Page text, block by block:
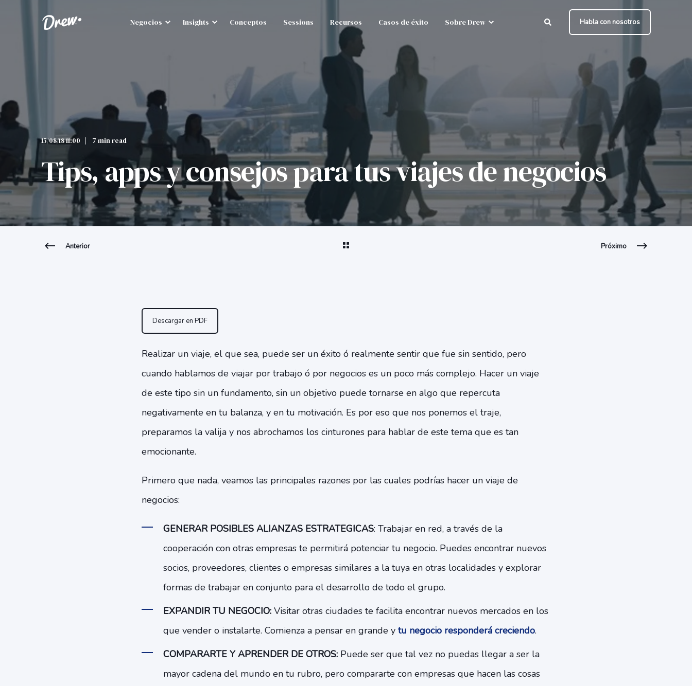
Negocios Insights Conceptos Sessions Recursos Casos de éxito Sobre Drew Habla con nosotros
15/08/18 11:00 7 min read
Tips, apps y consejos para tus viajes de negocios
Anterior Próximo
Descargar en PDF
Realizar un viaje, el que sea, puede ser un éxito ó realmente sentir que fue sin sentido, pero
cuando hablamos de viajar por trabajo ó por negocios es un poco más complejo. Hacer un viaje
de este tipo sin un fundamento, sin un objetivo puede tornarse en algo que repercuta
negativamente en tu balanza, y en tu motivación. Es por eso que nos ponemos el traje,
preparamos la valija y nos abrochamos los cinturones para hablar de este tema que es tan
emocionante.
Primero que nada, veamos las principales razones por las cuales podrías hacer un viaje de
negocios:
GENERAR POSIBLES ALIANZAS ESTRATEGICAS: Trabajar en red, a través de la
cooperación con otras empresas te permitirá potenciar tu negocio. Puedes encontrar nuevos
socios, proveedores, clientes o empresas similares a la tuya en otras localidades y explorar
formas de trabajar en conjunto para el desarrollo de todo el grupo.
EXPANDIR TU NEGOCIO:Visitar otras ciudades te facilita encontrar nuevos mercados en los
que vender o instalarte. Comienza a pensar en grande y tu negocio responderá creciendo.
COMPARARTE Y APRENDER DE OTROS:Puede ser que tal vez no puedas llegar a ser la
mayor cadena del mundo en tu rubro, pero compararte con empresas que hacen las cosas